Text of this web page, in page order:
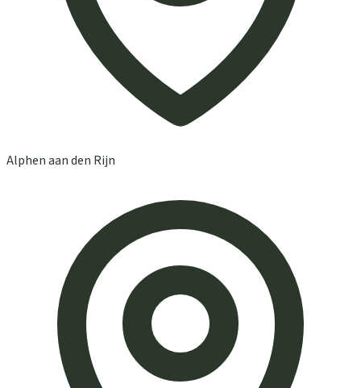
Alphen aan den Rijn